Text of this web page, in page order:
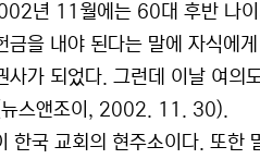
년 11월에는 60대 후반 나이
을 내야 된다는 말에 자식에게
가 되었다. 그런데 이날 여의
뉴스앤조이, 2002. 11. 30).
한국 교회의 현주소이다. 또한